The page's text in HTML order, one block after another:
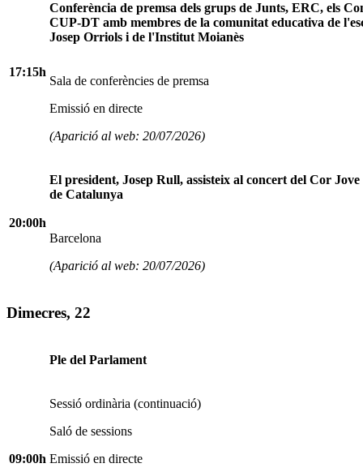
17:15h
Conferència de premsa dels grups de Junts, ERC, els
CUP-DT amb membres de la comunitat educativa de
Josep Orriols i de l'Institut Moianès
Sala de conferències de premsa
Emissió en directe
(Aparició al web: 20/07/2026)
20:00h
El president, Josep Rull, assisteix al concert del Cor
de Catalunya
Barcelona
(Aparició al web: 20/07/2026)
Dimecres, 22
09:00h
Ple del Parlament
Sessió ordinària (continuació)
Saló de sessions
Emissió en directe